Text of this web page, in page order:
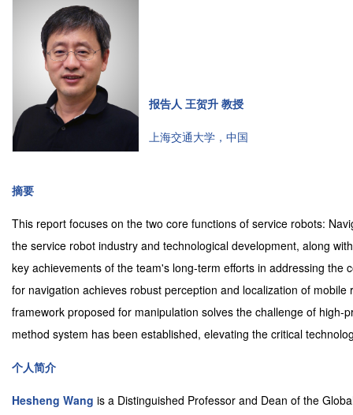
报告人 王贺升 教授
上海交通大学，中国
摘要
This report focuses on the two core functions of service robots:
the service robot industry and technological development, along
key achievements of the team's long-term efforts in addressing
for navigation achieves robust perception and localization of
framework proposed for manipulation solves the challenge of
method system has been established, elevating the critical
个人简介
Hesheng Wang is a Distinguished Professor and Dean of the